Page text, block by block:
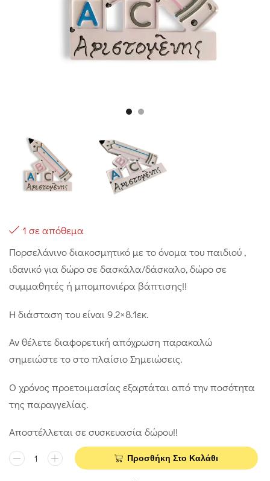
1 σε απόθεμα
Πορσελάνινο διακοσμητικό με το όνομα του παιδιού ,
ιδανικό για δώρο σε δασκάλα/δάσκαλο, δώρο σε
συμμαθητές ή μπομπονιέρα βάπτισης!!
Η διάσταση του είναι 9.2×8.1εκ.
Αν θέλετε διαφορετική απόχρωση παρακαλώ
σημειώστε το στο πλαίσιο Σημειώσεις.
Ο χρόνος προετοιμασίας εξαρτάται από την ποσότητα
της παραγγελίας.
Αποστέλλεται σε συσκευασία δώρου!!
Προσθήκη Στο Καλάθι